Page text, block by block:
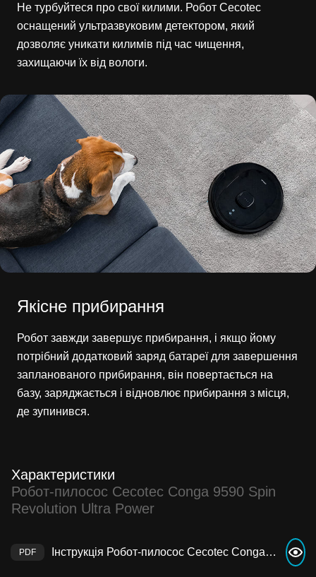
Не турбуйтеся про свої килими. Робот Cecotec
оснащений ультразвуковим детектором, який
дозволяє уникати килимів під час чищення,
захищаючи їх від вологи.
Якісне прибирання
Робот завжди завершує прибирання, і якщо йому
потрібний додатковий заряд батареї для завершення
запланованого прибирання, він повертається на
базу, заряджається і відновлює прибирання з місця,
де зупинився.
Характеристики
Робот-пилосос Cecotec Conga 9590 Spin
Revolution Ultra Power
Інструкція Робот-пилосос Cecotec Conga 9590 Spin Revolution Ultra Power